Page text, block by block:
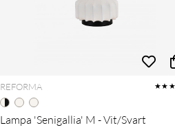
REFORMA
Lampa 'Senigallia' M - Vit/Svart